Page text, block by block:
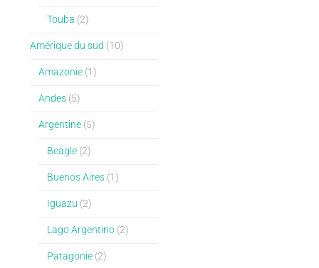
Touba (2)
Amérique du sud (10)
Amazonie(1)
Andes(5)
Argentine(5)
Beagle(2)
Buenos Aires(1)
Iguazu (2)
Lago Argentino(2)
Patagonie(2)